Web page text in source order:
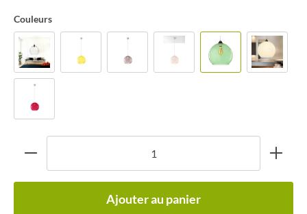
Couleurs
Ajouter au panier